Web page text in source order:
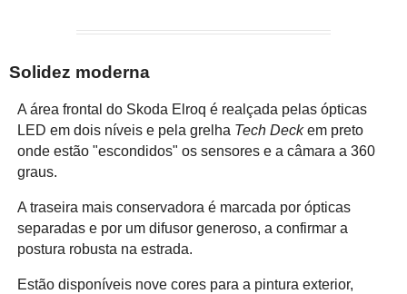
Solidez moderna
A área frontal do Skoda Elroq é realçada pelas ópticas
LED em dois níveis e pela grelha Tech Deckem preto
onde estão "escondidos" os sensores e a câmara a 360
graus.
A traseira mais conservadora é marcada por ópticas
separadas e por um difusor generoso, a confirmar a
postura robusta na estrada.
Estão disponíveis nove cores para a pintura exterior,